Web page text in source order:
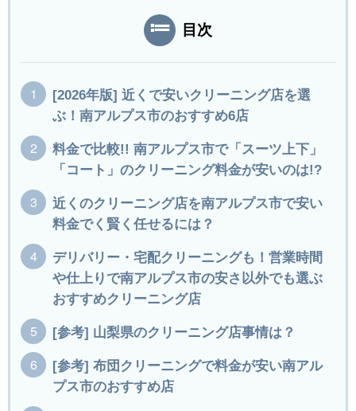
目次
[2026年版] 近くで安いクリーニング店を選
ぶ！南アルプス市のおすすめ6店
料金で比較!! 南アルプス市で「スーツ上下」
「コート」のクリーニング料金が安いのは!?
近くのクリーニング店を南アルプス市で安い
料金でく賢く任せるには？
デリバリー・宅配クリーニングも！営業時間
や仕上りで南アルプス市の安さ以外でも選ぶ
おすすめクリーニング店
[参考] 山梨県のクリーニング店事情は？
[参考] 布団クリーニングで料金が安い南アル
プス市のおすすめ店